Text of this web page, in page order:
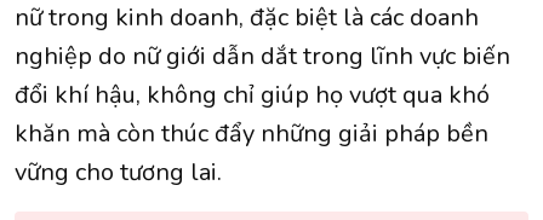
nữ trong kinh doanh, đặc biệt là các doanh
nghiệp do nữ giới dẫn dắt trong lĩnh vực biến
đổi khí hậu, không chỉ giúp họ vượt qua khó
khăn mà còn thúc đẩy những giải pháp bền
vững cho tương lai.